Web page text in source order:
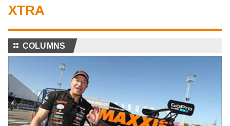
XTRA
⚏ COLUMNS